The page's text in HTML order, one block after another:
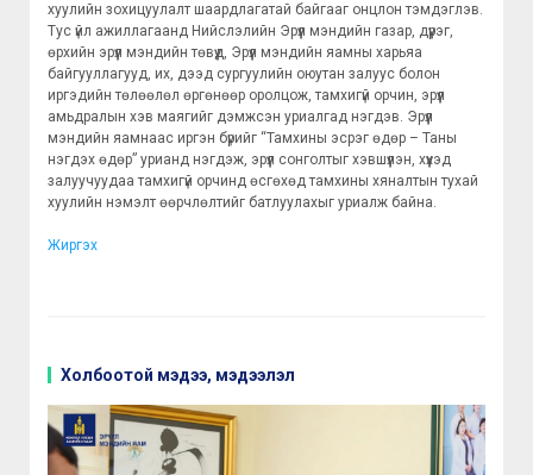
хуулийн зохицуулалт шаардлагатай байгааг онцлон тэмдэглэв.
Тус үйл ажиллагаанд Нийслэлийн Эрүүл мэндийн газар, дүүрэг,
өрхийн эрүүл мэндийн төвүүд, Эрүүл мэндийн яамны харьяа
байгууллагууд, их, дээд сургуулийн оюутан залуус болон
иргэдийн төлөөлөл өргөнөөр оролцож, тамхигүй орчин, эрүүл
амьдралын хэв маягийг дэмжсэн уриалгад нэгдэв. Эрүүл
мэндийн яамнаас иргэн бүрийг “Тамхины эсрэг өдөр – Таны
нэгдэх өдөр” урианд нэгдэж, эрүүл сонголтыг хэвшүүлэн, хүүхэд
залуучуудаа тамхигүй орчинд өсгөхөд тамхины хяналтын тухай
хуулийн нэмэлт өөрчлөлтийг батлуулахыг уриалж байна.
Жиргэх
Холбоотой мэдээ, мэдээлэл